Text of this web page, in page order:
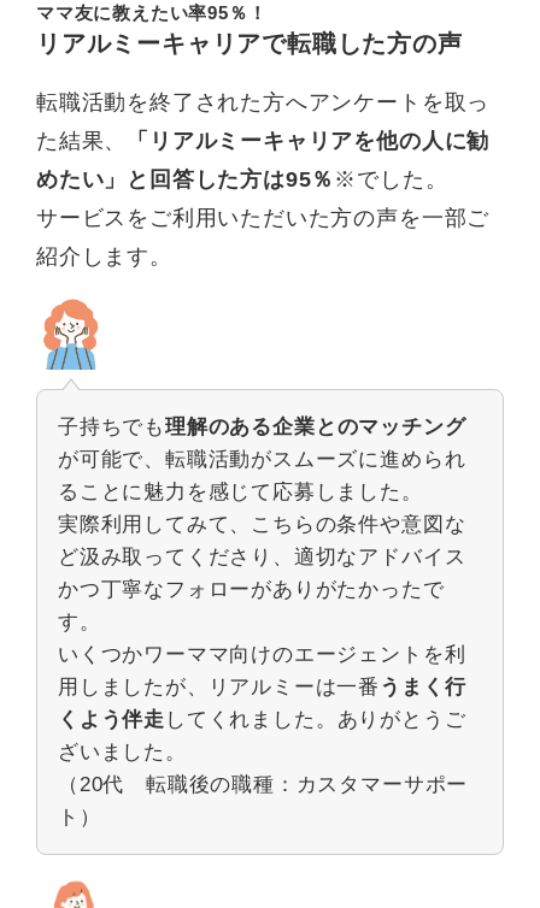
ママ友に教えたい率95％！
リアルミーキャリアで転職した方の声
転職活動を終了された方へアンケートを取っ
た結果、
「リアルミーキャリアを他の人に勧
めたい」と回答した方は95％ ※でした。
サービスをご利用いただいた方の声を一部ご
紹介します。
子持ちでも理解のある企業とのマッチング
が可能で、転職活動がスムーズに進められ
ることに魅力を感じて応募しました。
実際利用してみて、こちらの条件や意図な
ど汲み取ってくださり、適切なアドバイス
かつ丁寧なフォローがありがたかったで
す。
いくつかワーママ向けのエージェントを利
用しましたが、リアルミーは一番 うまく行
くよう伴走 してくれました。ありがとうご
ざいました。
（20代 転職後の職種：カスタマーサポー
ト）